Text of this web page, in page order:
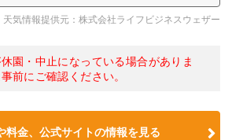
天気情報提供元：株式会社ライフビジネスウェザー
園・中止になっている場合がありま
前にご確認ください。
料金、公式サイトの情報を見る